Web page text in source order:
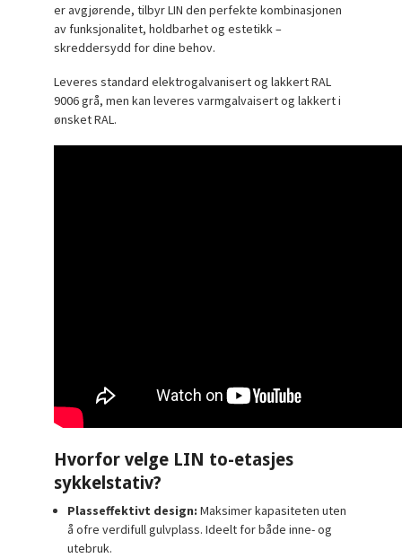
er avgjørende, tilbyr LIN den perfekte kombinasjonen
av funksjonalitet, holdbarhet og estetikk –
skreddersydd for dine behov.
Leveres standard elektrogalvanisert og lakkert RAL
9006 grå, men kan leveres varmgalvaisert og lakkert i
ønsket RAL.
Hvorfor velge LIN to-etasjes
sykkelstativ?
Plasseffektivt design: Maksimer kapasiteten uten
å ofre verdifull gulvplass. Ideelt for både inne- og
utebruk.